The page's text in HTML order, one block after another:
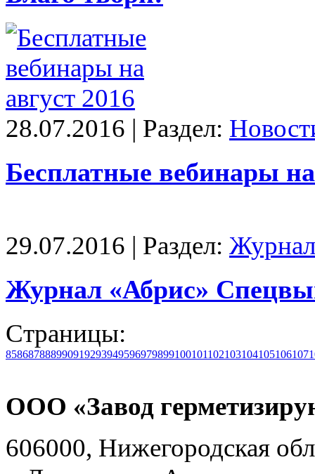
28.07.2016 | Раздел:
Бесплатные вебинары на
29.07.2016 | Раздел:
Журнал «Абрис»
Страницы:
858687888990919293949596979899100101102103104105106107
ООО «Завод
606000, Нижегородская